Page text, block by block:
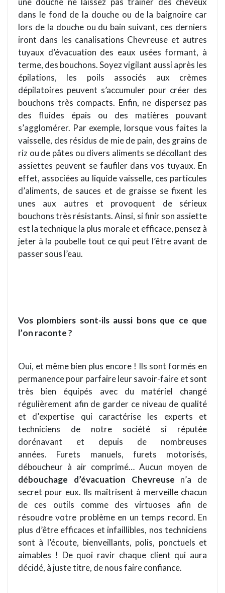
dans le fond de la douche ou de la baignoire car
lors de la douche ou du bain suivant, ces derniers
iront dans les canalisations Chevreuse et autres
tuyaux d’évacuation des eaux usées formant, à
terme, des bouchons. Soyez vigilant aussi après les
épilations, les poils associés aux crèmes
dépilatoires peuvent s’accumuler pour créer des
bouchons très compacts. Enfin, ne dispersez pas
des fluides épais ou des matières pouvant
s’agglomérer. Par exemple, lorsque vous faites la
vaisselle, des résidus de mie de pain, des grains de
riz ou de pâtes ou divers aliments se décollant des
assiettes peuvent se faufiler dans vos tuyaux. En
effet, associées au liquide vaisselle, ces particules
d’aliments, de sauces et de graisse se fixent les
unes aux autres et provoquent de sérieux
bouchons très résistants. Ainsi, si finir son assiette
est la technique la plus morale et efficace, pensez à
jeter à la poubelle tout ce qui peut l’être avant de
passer sous l’eau.
Vos plombiers sont-ils aussi bons que ce que
l’on raconte ?
Oui, et même bien plus encore ! Ils sont formés en
permanence pour parfaire leur savoir-faire et sont
très bien équipés avec du matériel changé
régulièrement afin de garder ce niveau de qualité
et d’expertise qui caractérise les experts et
techniciens de notre société si réputée
dorénavant et depuis de nombreuses
années. Furets manuels, furets motorisés,
déboucheur à air comprimé… Aucun moyen de
débouchage d’évacuation Chevreuse n’a de
secret pour eux. Ils maîtrisent à merveille chacun
de ces outils comme des virtuoses afin de
résoudre votre problème en untemps record. En
plus d’être efficaces et infaillibles, nos techniciens
sont à l’écoute, bienveillants, polis, ponctuels et
aimables ! De quoi ravir chaque client qui aura
décidé, à juste titre, de nous faire confiance.